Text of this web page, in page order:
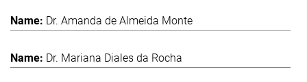
Dr. Amanda de Almeida Monte
Dr. Mariana Diales da Rocha